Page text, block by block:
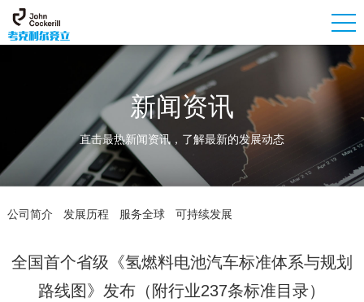
新闻资讯
直击最热新闻资讯，了解最新的发展动态
公司简介 发展历程 服务全球 可持续发展
全国首个省级《氢燃料电池汽车标准体系与规划
路线图》发布（附行业237条标准目录）